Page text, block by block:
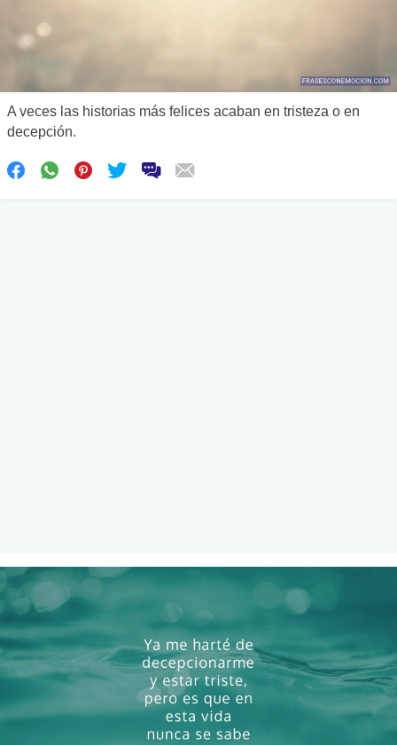
A veces las historias más felices acaban en tristeza o en
decepción.